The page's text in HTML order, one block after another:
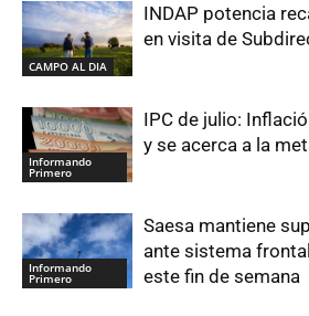
CAMPO AL DIA
INDAP potencia
en visita de
Informando
Primero
IPC de julio:
y se acerca a la
Informando
Primero
Saesa mantiene
ante sistema
este fin de semana